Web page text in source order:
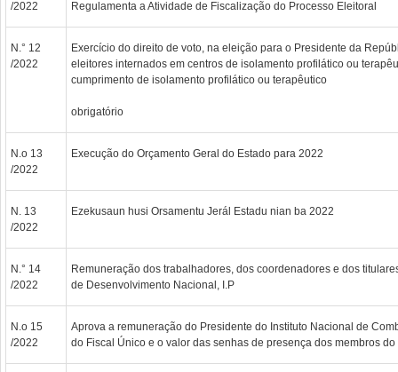
/2022 Regulamenta a Atividade de Fiscalização do Processo Eleitoral
N.° 12
/2022
Exercício do direito de voto, na eleição para o Presidente da
eleitores internados em centros de isolamento profilático ou
cumprimento de isolamento profilático ou terapêutico
obrigatório
N.o 13
/2022
Execução do Orçamento Geral do Estado para 2022
N. 13
/2022
Ezekusaun husi Orsamentu Jerál Estadu nian ba 2022
N.° 14
/2022
Remuneração dos trabalhadores, dos coordenadores e dos
de Desenvolvimento Nacional, I.P
N.o 15
/2022
Aprova a remuneração do Presidente do Instituto Nacional de
do Fiscal Único e o valor das senhas de presença dos membros